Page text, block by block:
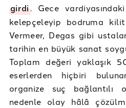
girdi. Gece
kelepçeleyip bodruma
Vermeer, Degas gibi
tarihin en büyük sanat
Toplam değeri yaklaşık
eserlerden hiçbiri
organize suç bağlantılı
nedenle olay hâlâ